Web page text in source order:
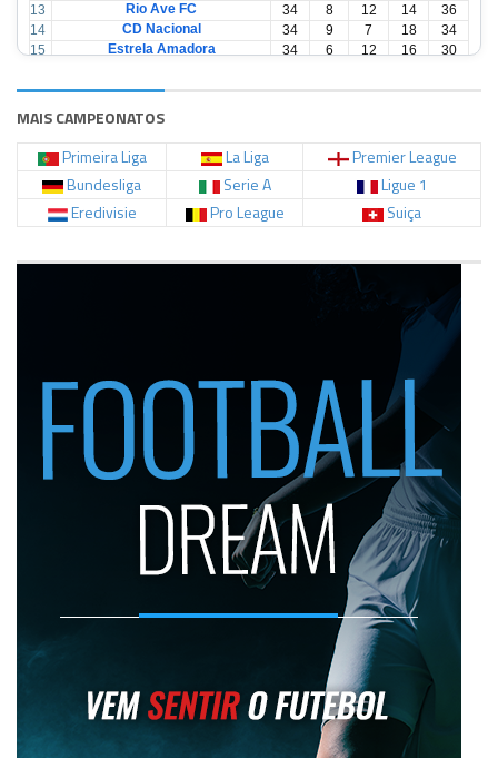
13
Rio Ave FC 34 8 12 14
36
14
CD Nacional 34 9 7 18
34
15
Estrela Amadora 34 6 12 16
30
17
CD Tondela 34 6 10 18
28
18
MAIS CAMPEONATOS
Primeira Liga
La Liga
Premier League
Bundesliga
Serie A
Ligue 1
Eredivisie
Pro League Suiça